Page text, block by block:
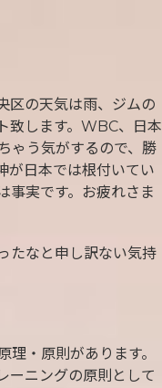
区の天気は雨、ジムの
致します。WBC、日本
ゃう気がするので、勝
が日本では根付いてい
事実です。お疲れさま
たなと申し訳ない気持
・原則があります。
ーニングの原則として